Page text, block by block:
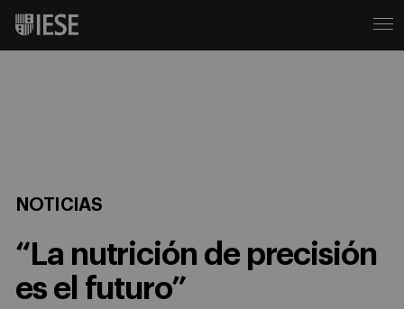
NOTICIAS
“La nutrición de precisión
es el futuro”